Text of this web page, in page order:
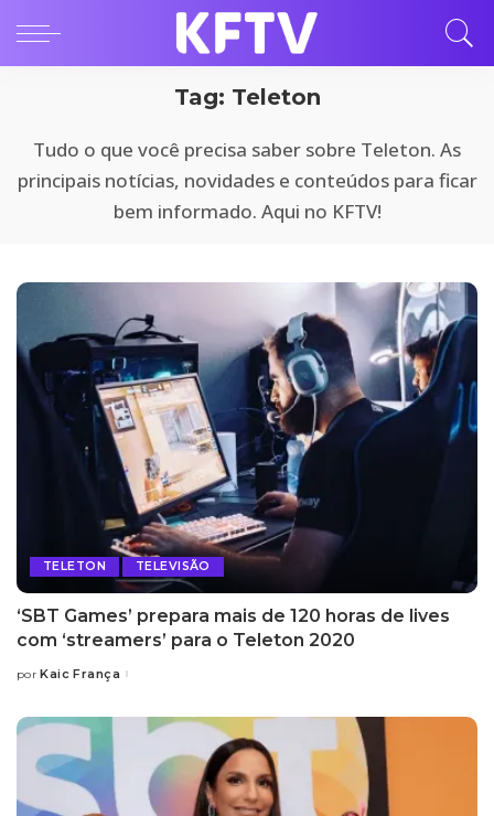
Tag: Teleton
Tudo o que você precisa saber sobre Teleton. As
principais notícias, novidades e conteúdos para ficar
bem informado. Aqui no KFTV!
TELETON TELEVISÃO
‘SBT Games’ prepara mais de 120 horas de lives
com ‘streamers’ para o Teleton 2020
Posted
por Kaic França